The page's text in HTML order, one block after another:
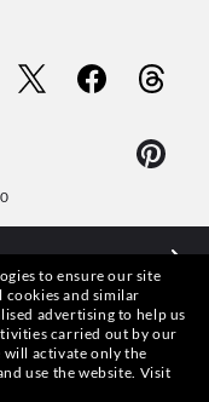
to ensure our site
cookies and similar
advertising to help us
carried out by our
will activate only the
use the website. Visit